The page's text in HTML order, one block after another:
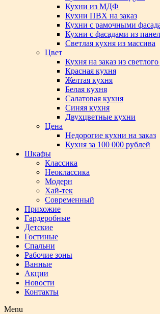
Кухни из МДФ
Кухни ПВХ на заказ
Кухни с рамочными
Кухни с фасадами из
Светлая кухня из массива
Цвет
Кухня на заказ из светлого
Красная кухня
Желтая кухня
Белая кухня
Салатовая кухня
Синяя кухня
Двухцветные кухни
Цена
Недорогие кухни на заказ
Кухня за 100 000 рублей
Шкафы
Классика
Неоклассика
Модерн
Хай-тек
Современный
Прихожие
Гардеробные
Детские
Гостиные
Спальни
Рабочие зоны
Ванные
Акции
Новости
Контакты
Menu